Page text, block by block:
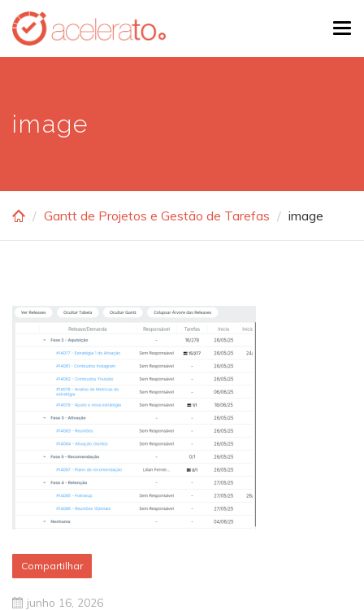
Skip
main
image
Gantt de Projetos e Gestão de Tarefas image
Compartilhar
junho 16, 2026